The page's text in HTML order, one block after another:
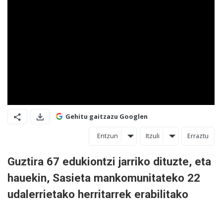
Gehitu gaitzazu Googlen
Entzun Itzuli Erraztu
Guztira 67 edukiontzi jarriko dituzte, eta
hauekin, Sasieta mankomunitateko 22
udalerrietako herritarrek erabilitako